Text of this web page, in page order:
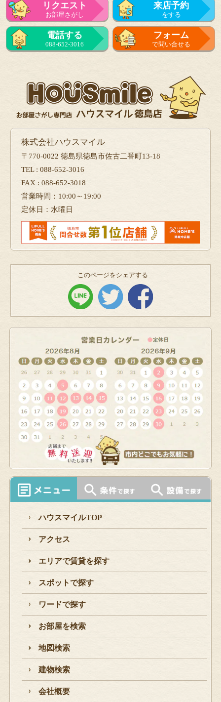
リクエスト
お部屋さがし
来店予約
をする
電話する
088-652-3016
フォーム
で問い合せる
株式会社ハウスマイル
〒770-0022 徳島県徳島市佐古二番町13-18
TEL : 088-652-3016
FAX : 088-652-3018
営業時間：10:00～19:00
定休日：水曜日
このページをシェアする
ハウスマイルTOP
アクセス
エリアで賃貸を探す
スポットで探す
ワードで探す
お部屋を検索
地図検索
建物検索
会社概要